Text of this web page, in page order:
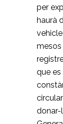
per
haurà
mesos
que es
donar-